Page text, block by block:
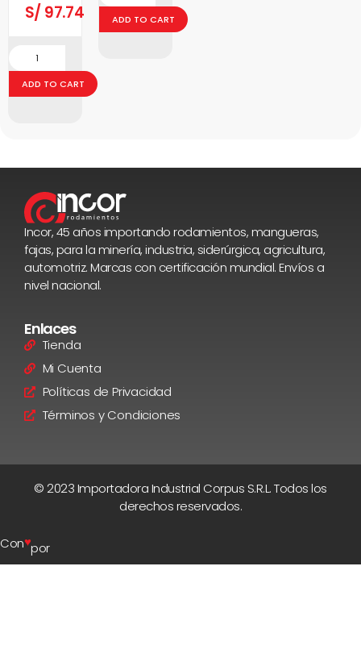
S/ 97.74
ADD TO CART
ADD TO CART
Incor, 45 años importando rodamientos, mangueras,
fajas, para la minería, industria, siderúrgica, agricultura,
automotriz. Marcas con certificación mundial. Envíos a
nivel nacional.
Enlaces
Tienda
Mi Cuenta
Políticas de Privacidad
Términos y Condiciones
© 2023 Importadora Industrial Corpus S.R.L. Todos los
derechos reservados.
Con♥por